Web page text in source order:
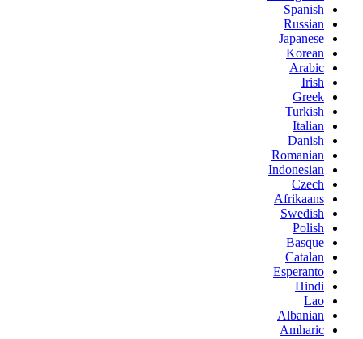
Spanish
Russian
Japanese
Korean
Arabic
Irish
Greek
Turkish
Italian
Danish
Romanian
Indonesian
Czech
Afrikaans
Swedish
Polish
Basque
Catalan
Esperanto
Hindi
Lao
Albanian
Amharic